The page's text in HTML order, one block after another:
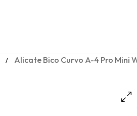
/ Alicate Bico Curvo A-4 Pro Mini